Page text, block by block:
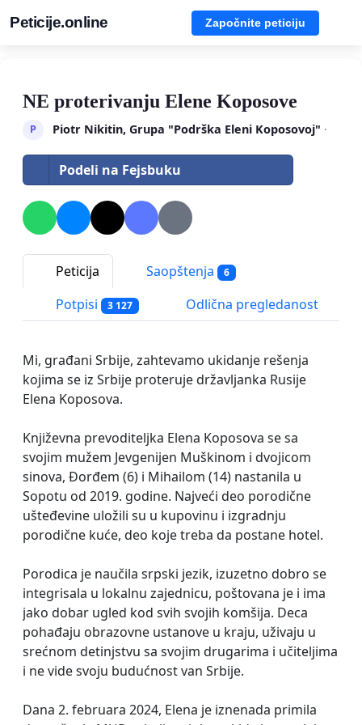
Peticije.online Započnite peticiju
NE proterivanju Elene Koposove
P Piotr Nikitin, Grupa "Podrška Eleni Koposovoj" ·
Podeli na Fejsbuku
Peticija Saopštenja 6
Potpisi 3 127 Odlična pregledanost
Mi, građani Srbije, zahtevamo ukidanje rešenja
kojima se iz Srbije proteruje državljanka Rusije
Elena Koposova.
Književna prevoditeljka Elena Koposova se sa
svojim mužem Jevgenijen Muškinom i dvojicom
sinova, Đorđem (6) i Mihailom (14) nastanila u
Sopotu od 2019. godine. Najveći deo porodične
ušteđevine uložili su u kupovinu i izgradnju
porodične kuće, deo koje treba da postane hotel.
Porodica je naučila srpski jezik, izuzetno dobro se
integrisala u lokalnu zajednicu, poštovana je i ima
jako dobar ugled kod svih svojih komšija. Deca
pohađaju obrazovne ustanove u kraju, uživaju u
srećnom detinjstvu sa svojim drugarima i učiteljima
i ne vide svoju budućnost van Srbije.
Dana 2. februara 2024, Elena je iznenada primila